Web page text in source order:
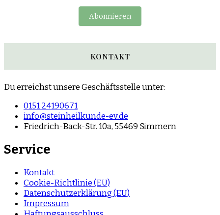
Abonnieren
KONTAKT
Du erreichst unsere Geschäftsstelle unter:
0151 24190671
info@steinheilkunde-ev.de
Friedrich-Back-Str. 10a, 55469 Simmern
Service
Kontakt
Cookie-Richtlinie (EU)
Datenschutzerklärung (EU)
Impressum